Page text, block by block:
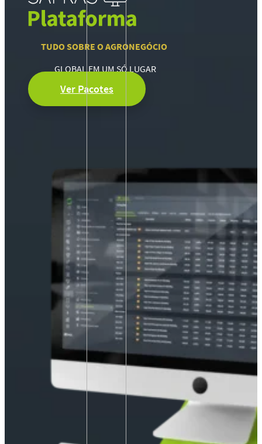
TUDO SOBRE O AGRONEGÓCIO
GLOBAL EM UM SÓ LUGAR
Ver Pacotes